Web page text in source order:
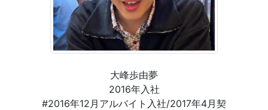
大峰歩由夢
2016年入社
#2016年12月アルバイト入社/2017年4月契